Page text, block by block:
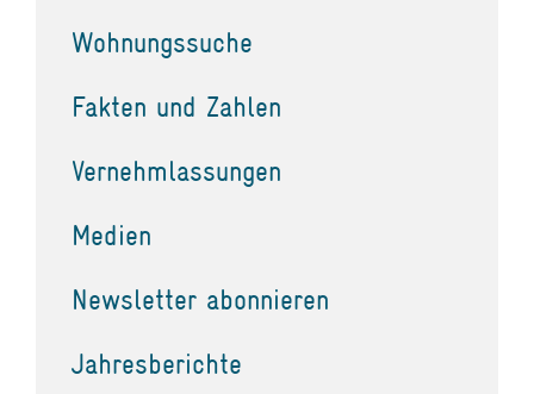
Wohnungssuche
Fakten und Zahlen
Vernehmlassungen
Medien
Newsletter abonnieren
Jahresberichte